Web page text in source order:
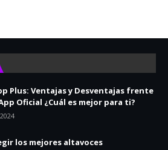
Plus: Ventajas y Desventajas frente
Oficial ¿Cuál es mejor para ti?
los mejores altavoces